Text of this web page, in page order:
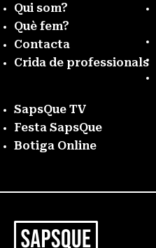
Qui som?
Què fem?
Contacta
Crida de professionals
SapsQue TV
Festa SapsQue
Botiga Online